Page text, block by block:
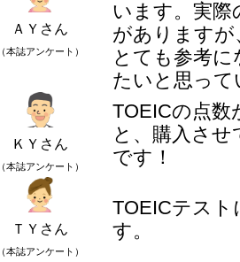
ＡＹさん
（本誌アンケート）
います。実際
があります
とても参考
たいと思っ
ＫＹさん
（本誌アンケート）
TOEICの点
と、購入さ
です！
ＴＹさん
（本誌アンケート）
TOEICテスト
す。